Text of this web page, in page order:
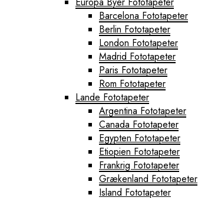
Barcelona Fototapeter
Berlin Fototapeter
London Fototapeter
Madrid Fototapeter
Paris Fototapeter
Rom Fototapeter
Lande Fototapeter
Argentina Fototapeter
Canada Fototapeter
Egypten Fototapeter
Etiopien Fototapeter
Frankrig Fototapeter
Grækenland Fototapeter
Island Fototapeter